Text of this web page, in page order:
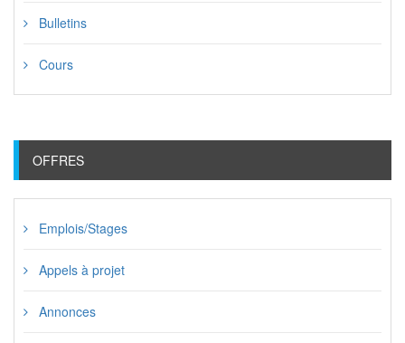
Bulletins
Cours
OFFRES
Emplois/Stages
Appels à projet
Annonces